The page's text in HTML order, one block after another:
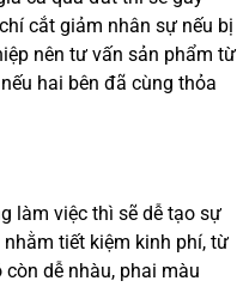
cắt giảm nhân sự nếu bị
nên tư vấn sản phẩm từ
hai bên đã cùng thỏa
làm việc thì sẽ dễ tạo sự
tiết kiệm kinh phí, từ
dễ nhàu, phai màu